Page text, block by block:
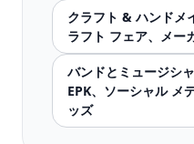
クラフト & ハンドメ
ラフト フェア、メー
バンドとミュージシ
EPK、ソーシャル メ
ッズ